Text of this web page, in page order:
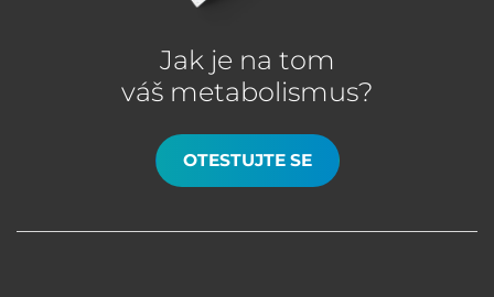
Jak je na tom
váš metabolismus?
OTESTUJTE SE